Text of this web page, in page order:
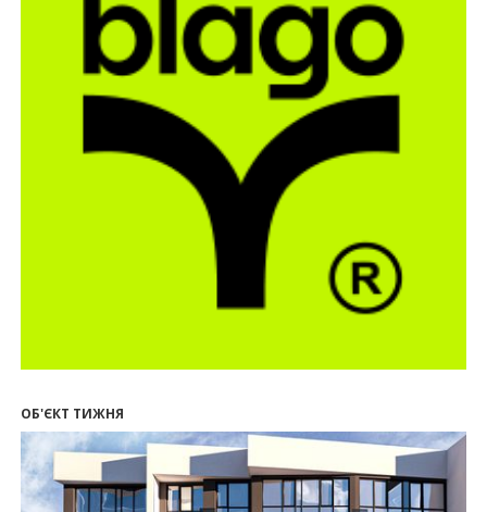
Поліція затримала банду, яка привласнили
квартири у Києві та Франківську на понад 2,6
млн гривень
22.07.2026
Літо вигідних інвестицій: комерційні
приміщення зі знижками
21.07.2026
Як вибрати кольори для кухні у 2026 році
20.07.2026
У Поляниці та Франківську прокуратура стягує
понад 13 млн грн пайових внесків
17.07.2026
Введено в експлуатацію першу секцію ЖК
SKYGARDEN
11:50
Ведення фасадних робіт у 36 корпусі ЖР
“Княгинин”
ОБ'ЄКТ ТИЖНЯ